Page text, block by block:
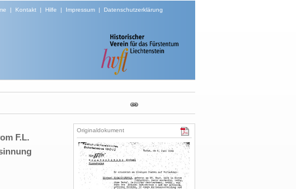
| Kontakt| Hilfe | Impressum| Datenschutzerklärung
F.L.
Originaldokument